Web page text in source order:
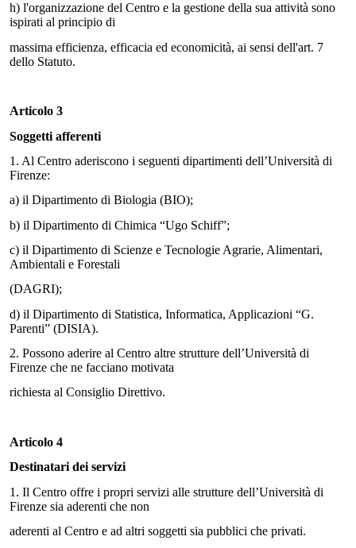
h) l'organizzazione del Centro e la gestione della sua attività sono
ispirati al principio di
massima efficienza, efficacia ed economicità, ai sensi dell'art. 7
dello Statuto.
Articolo 3
Soggetti afferenti
1. Al Centro aderiscono i seguenti dipartimenti dell’Università di
Firenze:
a) il Dipartimento di Biologia (BIO);
b) il Dipartimento di Chimica “Ugo Schiff”;
c) il Dipartimento di Scienze e Tecnologie Agrarie, Alimentari,
Ambientali e Forestali
(DAGRI);
d) il Dipartimento di Statistica, Informatica, Applicazioni “G.
Parenti” (DISIA).
2. Possono aderire al Centro altre strutture dell’Università di
Firenze che ne facciano motivata
richiesta al Consiglio Direttivo.
Articolo 4
Destinatari dei servizi
1. Il Centro offre i propri servizi alle strutture dell’Università di
Firenze sia aderenti che non
aderenti al Centro e ad altri soggetti sia pubblici che privati.